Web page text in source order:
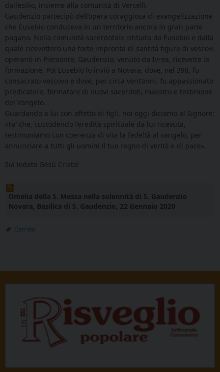
dall’esilio, insieme alla comunità di Vercelli.
Gaudenzio partecipò dell’opera coraggiosa di evangelizzazione
che Eusebio conduceva in un territorio ancora in gran parte
pagano. Nella comunità sacerdotale istituita da Eusebio e dalla
quale ricevettero una forte impronta di santità figure di vescovi
operanti in Piemonte, Gaudenzio, venuto da Ivrea, ricevette la
formazione. Poi Eusebio lo inviò a Novara, dove, nel 398, fu
consacrato vescovo e dove, per circa vent’anni, fu appassionato
predicatore, formatore di nuovi sacerdoti, maestro e testimone
del Vangelo.
Guardando a lui con affetto di figli, noi oggi diciamo al Signore:
«Fa’ che, custodendo l’eredità spirituale da lui ricevuta,
testimoniamo con coerenza di vita la fedeltà al vangelo, per
annunciare a tutti gli uomini il tuo regno di verità e di pace».
Sia lodato Gesù Cristo!
Omelia della S. Messa nella solennità di S. Gaudenzio
Novara, Basilica di S. Gaudenzio, 22 Gennaio 2020
Cerrato